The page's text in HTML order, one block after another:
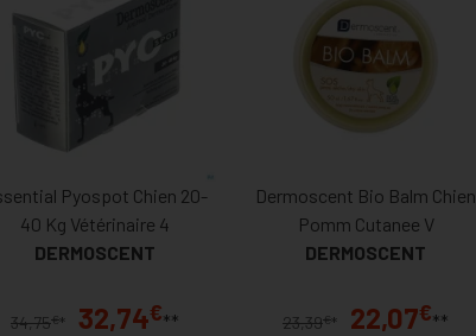
Pyospot Chien 20-
40 Kg Vétérinaire 4
DERMOSCENT
34,75€* 32,74€**
Dermoscent Bio Balm Chien
Pomm Cutanee V
DERMOSCENT
23,39€* 22,07€**